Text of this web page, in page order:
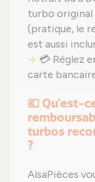
turbo original
(pratique, le
est aussi
💳 Réglez
carte
💶 Qu'est-
turbos
?
AlsaPièces